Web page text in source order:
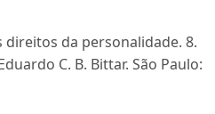
direitos da personalidade. 8.
C. B. Bittar. São Paulo: